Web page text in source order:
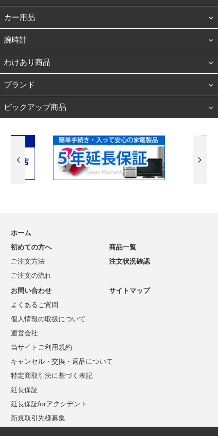
カー用品
腕時計
わけあり商品
ブランド
ピックアップ商品
ホーム
初めての方へ
ご注文方法
ご注文の流れ
商品一覧
注文状況確認
お問い合わせ
よくあるご質問
個人情報の取扱について
サイトマップ
運営会社
当サイトご利用規約
キャンセル・交換・返品について
特定商取引法に基づく表記
延長保証
延長保証forアクシデント
新規取引先様募集